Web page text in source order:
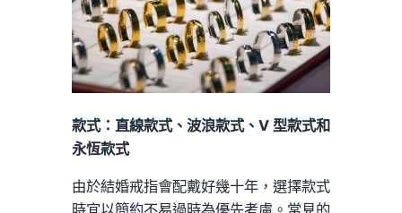
款式：直線款式、波浪款式、V 型款式和
永恆款式
由於結婚戒指會配戴好幾十年，選擇款式